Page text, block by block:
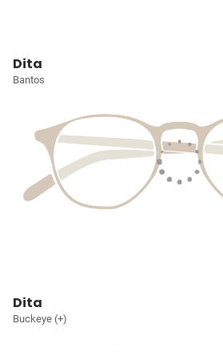
Dita
Bantos
Dita
Buckeye (+)